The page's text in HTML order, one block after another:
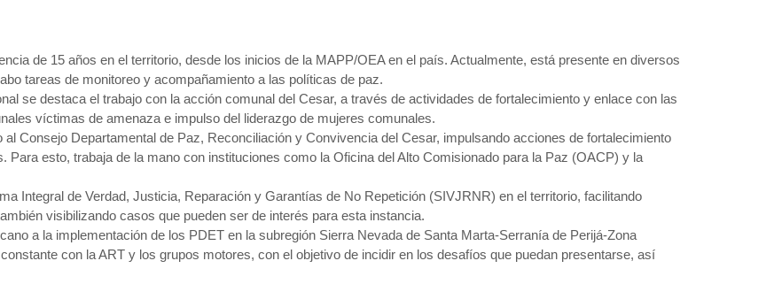
de 15 años en el territorio, desde los inicios de la MAPP/OEA en el país. Actualmente, está presente en diversos
tareas de monitoreo y acompañamiento a las políticas de paz.
se destaca el trabajo con la acción comunal del Cesar, a través de actividades de fortalecimiento y enlace con las
víctimas de amenaza e impulso del liderazgo de mujeres comunales.
Consejo Departamental de Paz, Reconciliación y Convivencia del Cesar, impulsando acciones de fortalecimiento
esto, trabaja de la mano con instituciones como la Oficina del Alto Comisionado para la Paz (OACP) y la
Integral de Verdad, Justicia, Reparación y Garantías de No Repetición (SIVJRNR) en el territorio, facilitando
visibilizando casos que pueden ser de interés para esta instancia.
a la implementación de los PDET en la subregión Sierra Nevada de Santa Marta-Serranía de Perijá-Zona
con la ART y los grupos motores, con el objetivo de incidir en los desafíos que puedan presentarse, así